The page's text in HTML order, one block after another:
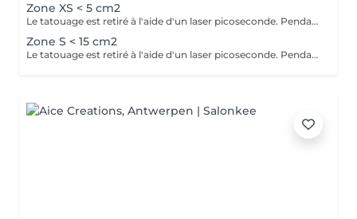
Zone XS < 5 cm2
Le tatouage est retiré à l'aide d'un laser picoseconde. Pendant le traitement, la peau est refroidie à l'aide d'un refroidisseur cutané. Les soins post-traitement sont inclus.
Zone S < 15 cm2
Le tatouage est retiré à l'aide d'un laser picoseconde. Pendant le traitement, la peau est refroidie à l'aide d'un refroidisseur cutané. Les soins post-traitement sont inclus.